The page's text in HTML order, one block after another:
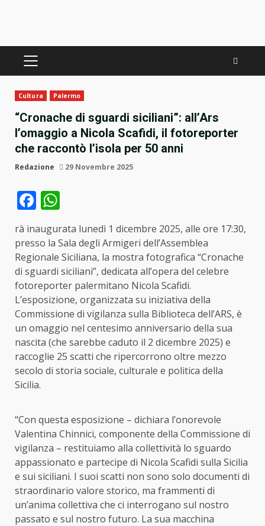
PRIMÄRES
Cultura Palermo
“Cronache di sguardi siciliani”: all’Ars
l’omaggio a Nicola Scafidi, il fotoreporter
che raccontò l’isola per 50 anni
Redazione 29 Novembre 2025
Facebook
rà inaugurata lunedì 1 dicembre 2025, alle ore 17:30,
presso la Sala degli Armigeri dell’Assemblea
Regionale Siciliana, la mostra fotografica “Cronache
di sguardi siciliani”, dedicata all’opera del celebre
fotoreporter palermitano Nicola Scafidi.
L’esposizione, organizzata su iniziativa della
Commissione di vigilanza sulla Biblioteca dell’ARS, è
un omaggio nel centesimo anniversario della sua
nascita (che sarebbe caduto il 2 dicembre 2025) e
raccoglie 25 scatti che ripercorrono oltre mezzo
secolo di storia sociale, culturale e politica della
Sicilia.
“Con questa esposizione – dichiara l’onorevole
Valentina Chinnici, componente della Commissione di
vigilanza – restituiamo alla collettività lo sguardo
appassionato e partecipe di Nicola Scafidi sulla Sicilia
e sui siciliani. I suoi scatti non sono solo documenti di
straordinario valore storico, ma frammenti di
un’anima collettiva che ci interrogano sul nostro
passato e sul nostro futuro. La sua macchina